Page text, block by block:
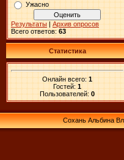
Ужасно
Результаты | Архив опросов
Всего ответов: 63
Статистика
Онлайн всего: 1
Гостей: 1
Пользователей: 0
Сохань Альбина